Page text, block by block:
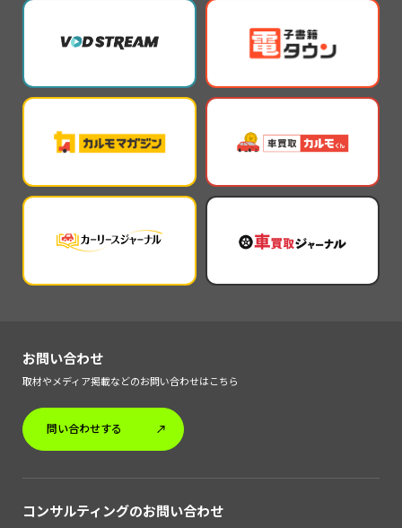
お問い合わせ
取材やメディア掲載などのお問い合わせはこちら
問い合わせする
コンサルティングのお問い合わせ